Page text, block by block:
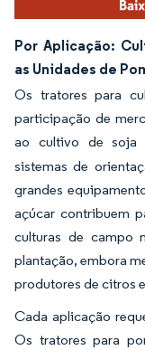
Por Aplicação:
as Unidades de
Os tratores para
participação de
ao cultivo de soja
sistemas de
grandes
açúcar contribuem
culturas de campo
plantação, embora
produtores de citros
Cada aplicação
Os tratores para